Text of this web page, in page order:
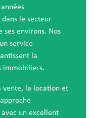
le secteur
environs. Nos
service
la
immobiliers.
vente, la location et
un excellent